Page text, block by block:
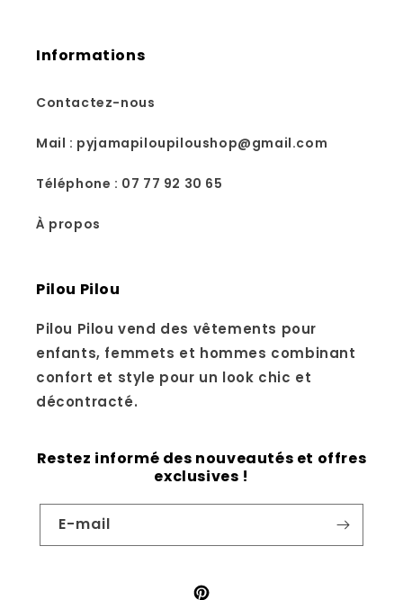
Informations
Contactez-nous
Mail : pyjamapiloupiloushop@gmail.com
Téléphone : 07 77 92 30 65
À propos
Pilou Pilou
Pilou Pilou vend des vêtements pour
enfants, femmets et hommes combinant
confort et style pour un look chic et
décontracté.
Restez informé des nouveautés et offres
exclusives !
E-mail